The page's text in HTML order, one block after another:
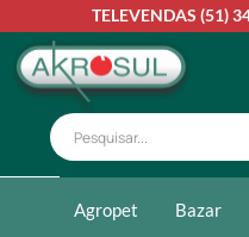
TELEVENDAS (51)
Agropet Bazar